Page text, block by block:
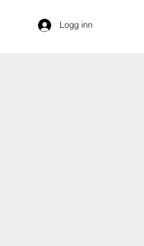
Logg inn